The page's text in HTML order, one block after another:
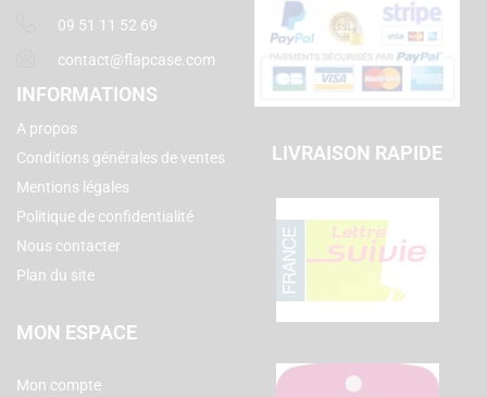
09 51 11 52 69
contact@flapcase.com
INFORMATIONS
A propos
Conditions générales de ventes
Mentions légales
Politique de confidentialité
Nous contacter
Plan du site
MON ESPACE
Mon compte
LIVRAISON RAPIDE